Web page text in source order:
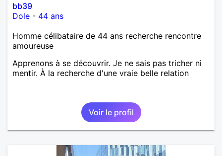
bb39
Dole - 44 ans
Homme célibataire de 44 ans recherche rencontre
amoureuse
Apprenons à se découvrir. Je ne sais pas tricher ni
mentir. À la recherche d'une vraie belle relation
Voir le profil